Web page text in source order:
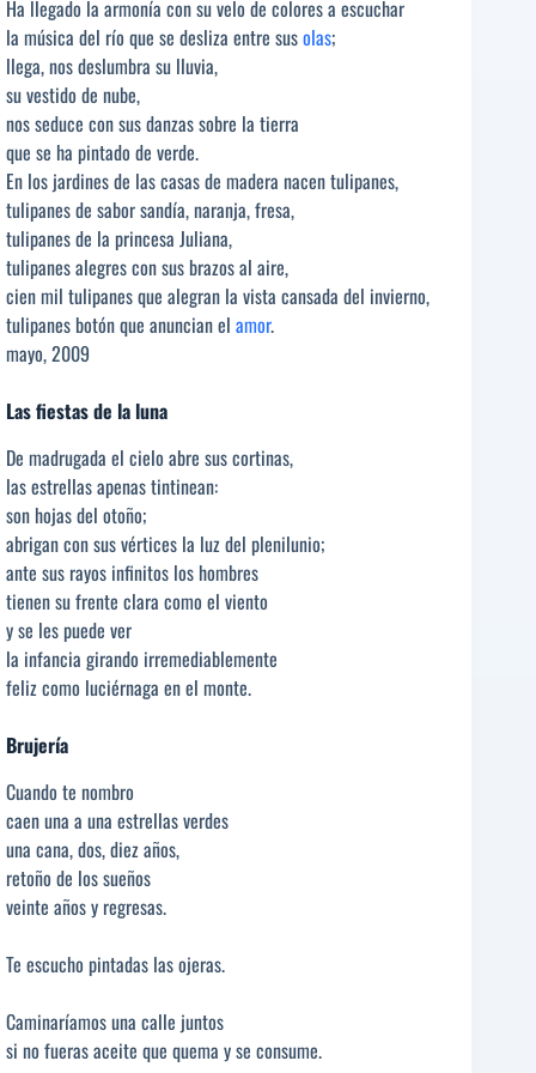
Ha llegado la armonía con su velo de colores a escuchar
la música del río que se desliza entre susolas;
llega, nos deslumbra su lluvia,
su vestido de nube,
nos seduce con sus danzas sobre la tierra
que se ha pintado de verde.
En los jardines de las casas de madera nacen tulipanes,
tulipanes de sabor sandía, naranja, fresa,
tulipanes de la princesa Juliana,
tulipanes alegres con sus brazos al aire,
cien mil tulipanes que alegran la vista cansada del invierno,
tulipanes botón que anuncian el amor.
mayo, 2009
Las fiestas de la luna
De madrugada el cielo abre sus cortinas,
las estrellas apenas tintinean:
son hojas del otoño;
abrigan con sus vértices la luz del plenilunio;
ante sus rayos infinitos los hombres
tienen su frente clara como el viento
y se les puede ver
la infancia girando irremediablemente
feliz como luciérnaga en el monte.
Brujería
Cuando te nombro
caen una a una estrellas verdes
una cana, dos, diez años,
retoño de los sueños
veinte años y regresas.
Te escucho pintadas las ojeras.
Caminaríamos una calle juntos
si no fueras aceite que quema y se consume.